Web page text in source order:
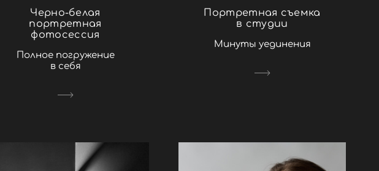
Черно-белая
портретная
фотосессия
Полное погружение
в себя
Портретная съемка
в студии
Минуты уединения